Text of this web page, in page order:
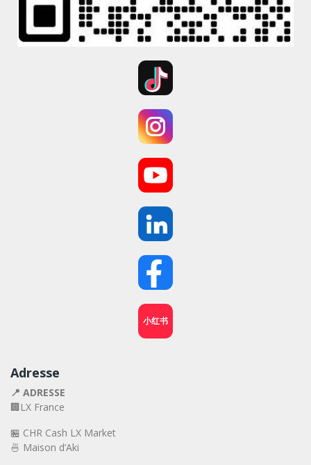
小红书
Adresse
📍 ADRESSE
🏢LX France
🏪 CHR Cash LX Market
🍜 Maison d’Aki